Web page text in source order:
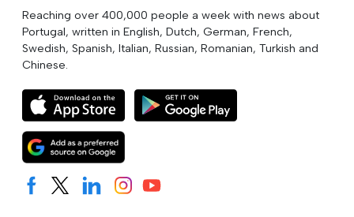
Reaching over 400,000 people a week with news about
Portugal, written in English, Dutch, German, French,
Swedish, Spanish, Italian, Russian, Romanian, Turkish and
Chinese.